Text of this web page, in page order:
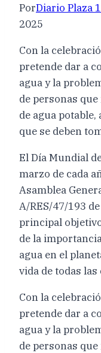
PorDiario Plaza
2025
Con la
pretende dar a
agua y la
de personas
de agua
que se deben
El Día Mundial
marzo de cada
Asamblea
A/RES/47/193
principal
de la
agua en el
vida de todas
Con la
pretende dar a
agua y la
de personas